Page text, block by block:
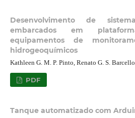
Desenvolvimento de
embarcados em
equipamentos de
hidrogeoquímicos
Kathleen G. M. P. Pinto, Renato G. S.
PDF
Tanque automatizado com